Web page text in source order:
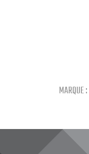
MARQUE :